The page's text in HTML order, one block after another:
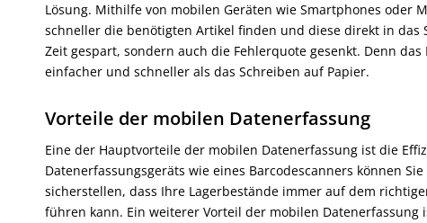
Lösung. Mithilfe von mobilen Geräten wie Smartphones oder
schneller die benötigten Artikel finden und diese direkt in
Zeit gespart, sondern auch die Fehlerquote gesenkt. Denn
einfacher und schneller als das Schreiben auf Papier.
Vorteile der mobilen Datenerfassung
Eine der Hauptvorteile der mobilen Datenerfassung ist die
Datenerfassungsgeräts wie eines Barcodescanners können
sicherstellen, dass Ihre Lagerbestände immer auf dem
führen kann. Ein weiterer Vorteil der mobilen